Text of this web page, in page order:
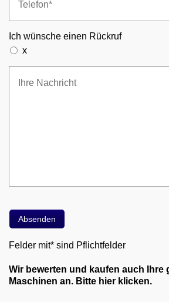
Ich wünsche einen Rückruf
x
Felder mit* sind Pflichtfelder
Wir bewerten und kaufen auch Ihre
Maschinen an. Bitte hier klicken.